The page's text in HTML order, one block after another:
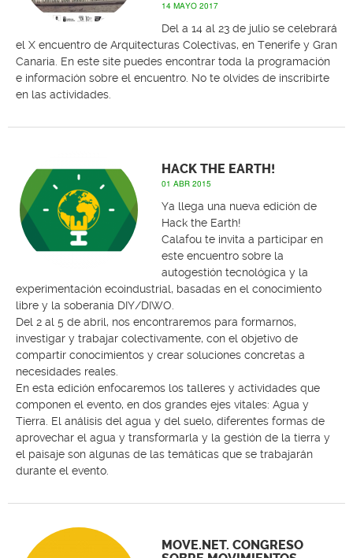
14 MAYO 2017
Del a 14 al 23 de julio se celebrará
el X encuentro de Arquitecturas Colectivas, en Tenerife y Gran
Canaria. En este site puedes encontrar toda la programación
e información sobre el encuentro. No te olvides de inscribirte
en las actividades.
HACK THE EARTH!
01 ABR 2015
Ya llega una nueva edición de
Hack the Earth!
Calafou te invita a participar en
este encuentro sobre la
autogestión tecnológica y la
experimentación ecoindustrial, basadas en el conocimiento
libre y la soberanía DIY/DIWO.
Del 2 al 5 de abril, nos encontraremos para formarnos,
investigar y trabajar colectivamente, con el objetivo de
compartir conocimientos y crear soluciones concretas a
necesidades reales.
En esta edición enfocaremos los talleres y actividades que
componen el evento, en dos grandes ejes vitales: Agua y
Tierra. El análisis del agua y del suelo, diferentes formas de
aprovechar el agua y transformarla y la gestión de la tierra y
el paisaje son algunas de las temáticas que se trabajarán
durante el evento.
MOVE.NET. CONGRESO